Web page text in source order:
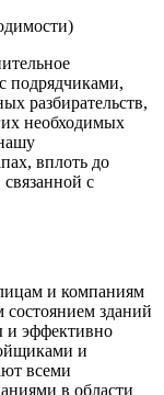
подрядчиками,
разбирательств,
необходимых
вплоть до
с
и компаниям
состоянием зданий
и эффективно
и
всеми
в области